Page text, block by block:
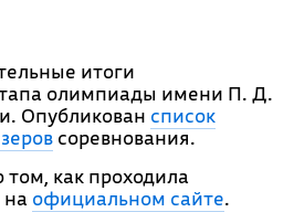
итоги
олимпиады имени П. Д.
Опубликован список
соревнования.
том, как проходила
официальном сайте.